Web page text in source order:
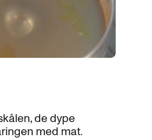
de dype
med mat.